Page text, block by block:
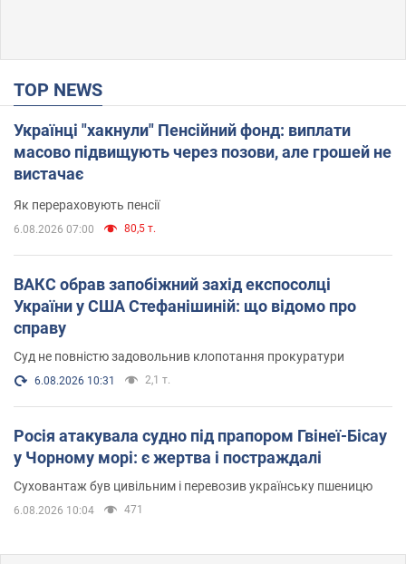
TOP NEWS
Українці "хакнули" Пенсійний фонд: виплати
масово підвищують через позови, але грошей не
вистачає
Як перераховують пенсії
6.08.2026 07:00 80,5 т.
ВАКС обрав запобіжний захід експосолці
України у США Стефанішиній: що відомо про
справу
Суд не повністю задовольнив клопотання прокуратури
6.08.2026 10:31 2,1 т.
Росія атакувала судно під прапором Гвінеї-Бісау
у Чорному морі: є жертва і постраждалі
Суховантаж був цивільним і перевозив українську пшеницю
6.08.2026 10:04 471